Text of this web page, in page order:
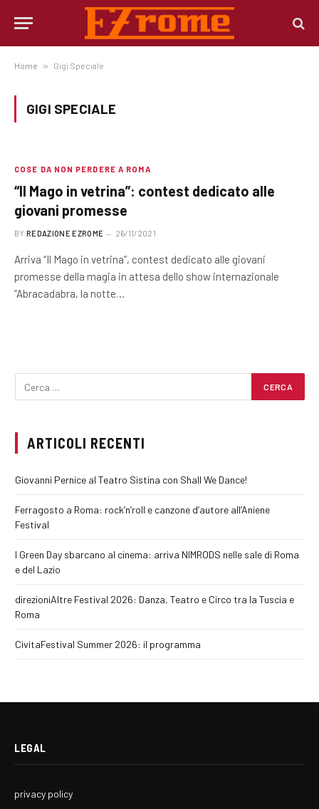
Home » Gigi Speciale
GIGI SPECIALE
COSE DA NON PERDERE A ROMA
“Il Mago in vetrina”: contest dedicato alle
giovani promesse
BY REDAZIONE EZROME 26/11/2021
Arriva “Il Mago in vetrina”, contest dedicato alle giovani
promesse della magia in attesa dello show internazionale
“Abracadabra, la notte…
ARTICOLI RECENTI
Giovanni Pernice al Teatro Sistina con Shall We Dance!
Ferragosto a Roma: rock’n’roll e canzone d’autore all’Aniene
Festival
I Green Day sbarcano al cinema: arriva NIMRODS nelle sale di Roma
e del Lazio
direzioniAltre Festival 2026: Danza, Teatro e Circo tra la Tuscia e
Roma
CivitaFestival Summer 2026: il programma
LEGAL
privacy policy